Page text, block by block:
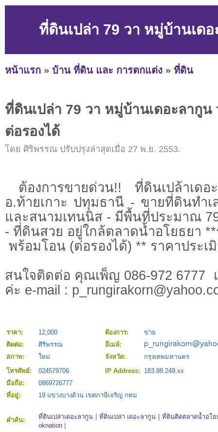
ที่ดินเปล่า 79 วา หมู่บ้านเด
หน้าแรก » บ้าน ที่ดิน และ การตกแต่ง » ที่ดิน
ที่ดินเปล่า 79 วา หมู่บ้านเดอะลากูน
ต่อรองได้
โดย ศิริพรรณ ปรับปรุงล่าสุดเมื่อ 27 พ.ย. 2553.
ต้องการขายด่วน!! ที่ดินเปล้าเด
อ.ท้ายเกาะ ปทุมธานี - ขายที่ดินทำ
และสนามเทนนิส - มีพื้นที่ประมาณ
- ที่ดินสวย อยู่ใกล้ตลาดน้ำอโยธยา **
พร้อมโอน (ต่อรองได้) ** ราคาประเ
สนใจติดต่อ คุณเพ็ญ 086-972 6777
ค่ะ e-mail :
ราคา: 12,000 ต้องการ:
ขาย
ติดต่อ:
ศิริพรรณ
อีเมล์:
สภาพ:
ใหม่ จังหวัด:
กรุงเทพมหานคร
โทรศัพย์:
024579706 IP Address:
183.88.249.xx
มือถือ:
0869726777
ที่อยู่:
19 แขวงบางด้วน เขตภาษีเจริญ กทม
คำค้น: ที่ดินเปล่าเดอะลากูน ที่ดินเปล่า เดอะลากูน |ที่ดินติดตลาดน้ำอโ
oknation